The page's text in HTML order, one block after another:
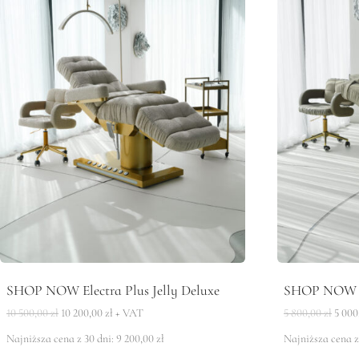
SHOP NOW Electra Plus Jelly Deluxe
10 500,00zł Pierwotna
wynosiła:
10 200,00zł Aktualna
wynosi:
+ VAT
Najniższa cena z 30 dni: 9 200,00zł
SHOP
5 800,00zł 5
Najniższa cena